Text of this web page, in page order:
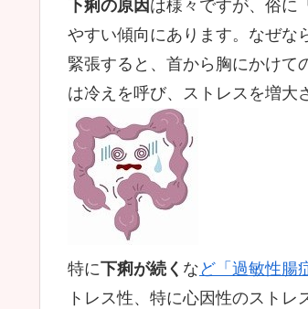
下痢の原因 は様々ですが、俗に
やすい傾向にあります。なぜな
緊張すると、首から胸にかけて
は冷えを呼び、ストレスを増大
特に下痢が続く な ど「過敏性腸
トレス性、特に心因性のストレ